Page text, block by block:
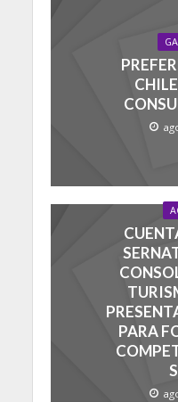
PARA